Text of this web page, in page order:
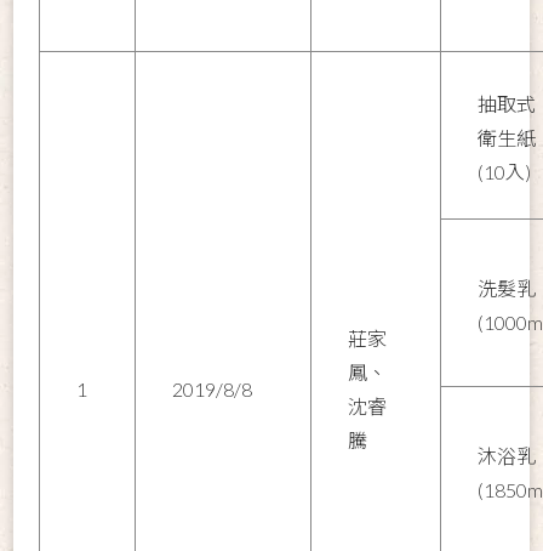
1 2019/8/8
莊家
鳳、
沈睿
騰
抽取式
衛生紙
(10入)
洗髮乳
沐浴乳